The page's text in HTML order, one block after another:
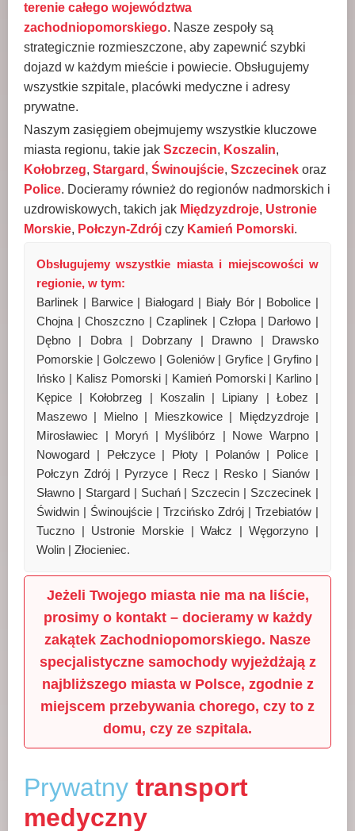
terenie całego województwa
zachodniopomorskiego. Nasze zespoły są
strategicznie rozmieszczone, aby zapewnić szybki
dojazd w każdym mieście i powiecie. Obsługujemy
wszystkie szpitale, placówki medyczne i adresy
prywatne.
Naszym zasięgiem obejmujemy wszystkie kluczowe
miasta regionu, takie jak Szczecin, Koszalin,
Kołobrzeg, Stargard , Świnoujście, Szczecinek oraz
Police. Docieramy również do regionów nadmorskich i
uzdrowiskowych, takich jak Międzyzdroje, Ustronie
Morskie, Połczyn-Zdrój czy Kamień Pomorski.
Obsługujemy wszystkie miasta i miejscowości w
regionie, w tym:
Barlinek | Barwice | Białogard | Biały Bór | Bobolice |
Chojna | Choszczno | Czaplinek | Człopa | Darłowo |
Dębno | Dobra | Dobrzany | Drawno | Drawsko
Pomorskie | Golczewo | Goleniów | Gryfice | Gryfino |
Ińsko | Kalisz Pomorski | Kamień Pomorski | Karlino |
Kępice | Kołobrzeg | Koszalin | Lipiany | Łobez |
Maszewo | Mielno | Mieszkowice | Międzyzdroje |
Mirosławiec | Moryń | Myślibórz | Nowe Warpno |
Nowogard | Pełczyce | Płoty | Polanów | Police |
Połczyn Zdrój | Pyrzyce | Recz | Resko | Sianów |
Sławno | Stargard | Suchań | Szczecin | Szczecinek |
Świdwin | Świnoujście | Trzcińsko Zdrój | Trzebiatów |
Tuczno | Ustronie Morskie | Wałcz | Węgorzyno |
Wolin | Złocieniec.
Jeżeli Twojego miasta nie ma na liście,
prosimy o kontakt – docieramy w każdy
zakątek Zachodniopomorskiego. Nasze
specjalistyczne samochody wyjeżdżają z
najbliższego miasta w Polsce, zgodnie z
miejscem przebywania chorego, czy to z
domu, czy ze szpitala.
Prywatny transport
medyczny